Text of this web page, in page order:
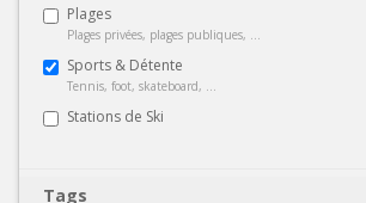
Plages
Plages privées, plages publiques, ...
Sports & Détente
Tennis, foot, skateboard, ...
Stations de Ski
Tags